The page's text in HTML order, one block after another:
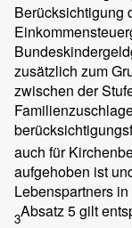
Berücksichtigung
zusätzlich zum
zwischen der
auch für
aufgehoben ist
Lebenspartners
3Absatz 5 gilt